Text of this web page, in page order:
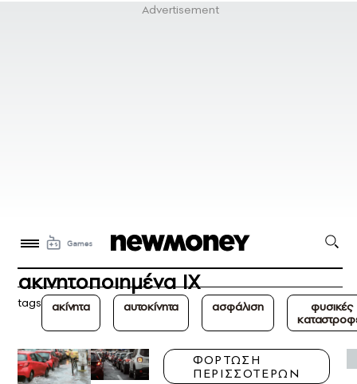
ακινητοποιημένα ΙΧ
tags ακίνητα αυτοκίνητα ασφάλιση
φυσικές
ΦΟΡΤΩΣΗ
ΠΕΡΙΣΣΟΤΕΡΩΝ